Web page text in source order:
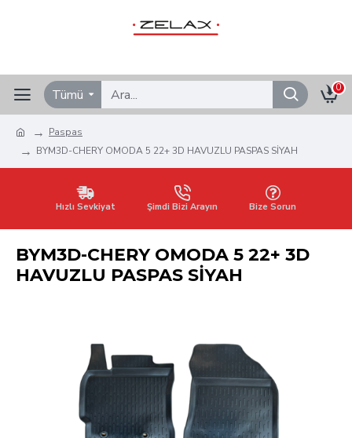
Tümü 0
Paspas
BYM3D-CHERY OMODA 5 22+ 3D HAVUZLU PASPAS SİYAH
Hızlı Sevkiyat Şimdi Bizi Arayın Bize Sorun
BYM3D-CHERY OMODA 5 22+ 3D
HAVUZLU PASPAS SİYAH